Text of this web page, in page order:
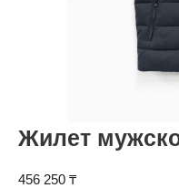
Жилет
456 250 ₸